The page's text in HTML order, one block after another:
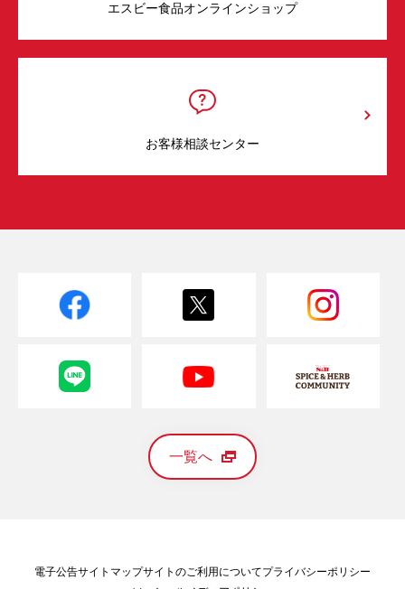
エスビー食品オンラインショップ
お客様相談センター
一覧へ
電子公告サイトマップサイトのご利用についてプライバシーポリシー